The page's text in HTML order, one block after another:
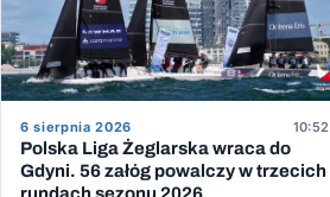
6 sierpnia 2026 10:52
Polska Liga Żeglarska wraca do
Gdyni. 56 załóg powalczy w trzecich